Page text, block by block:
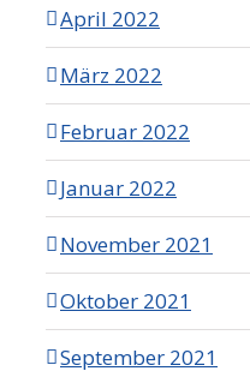
April 2022
März 2022
Februar 2022
Januar 2022
November 2021
Oktober 2021
September 2021